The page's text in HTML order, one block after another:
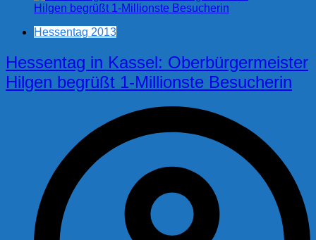
Hessentag 2013
Hessentag in Kassel: Oberbürgermeister
Hilgen begrüßt 1-Millionste Besucherin